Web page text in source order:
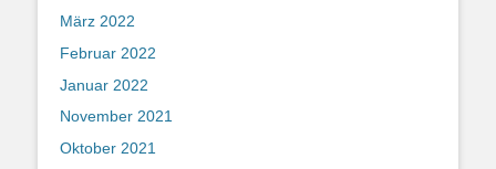
März 2022
Februar 2022
Januar 2022
November 2021
Oktober 2021